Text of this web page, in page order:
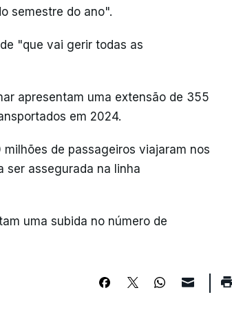
semestre do ano".
"que vai gerir todas as
apresentam uma extensão de 355
em 2024.
de passageiros viajaram nos
ser assegurada na linha
uma subida no número de